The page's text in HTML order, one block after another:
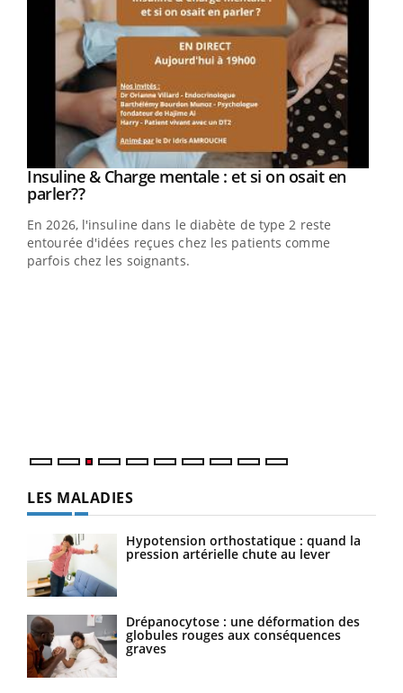
Youtube
Insuline & Charge mentale : et si on osait en
parler??Youtube
En 2026, l'insuline dans le diabète de type 2 reste
entourée d'idées reçues chez les patients comme
parfois chez les soignants.
LES MALADIES
Hypotension orthostatique : quand la
pression artérielle chute au lever
Drépanocytose : une déformation des
globules rouges aux conséquences
graves